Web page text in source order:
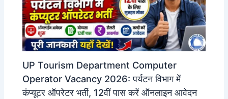
UP Tourism Department Computer
Operator Vacancy 2026: पर्यटन विभाग में
कंप्यूटर ऑपरेटर भर्ती, 12वीं पास करें ऑनलाइन आवेदन